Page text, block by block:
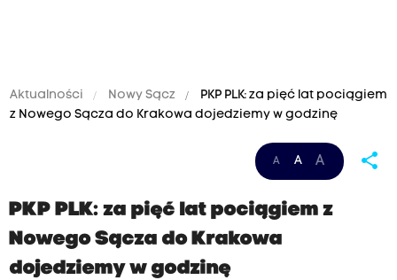
Aktualności Nowy Sącz
PKP PLK: za pięć lat pociągiem
z Nowego Sącza do Krakowa dojedziemy w godzinę
A A A share
PKP PLK: za pięć lat pociągiem z
Nowego Sącza do Krakowa
dojedziemy w godzinę